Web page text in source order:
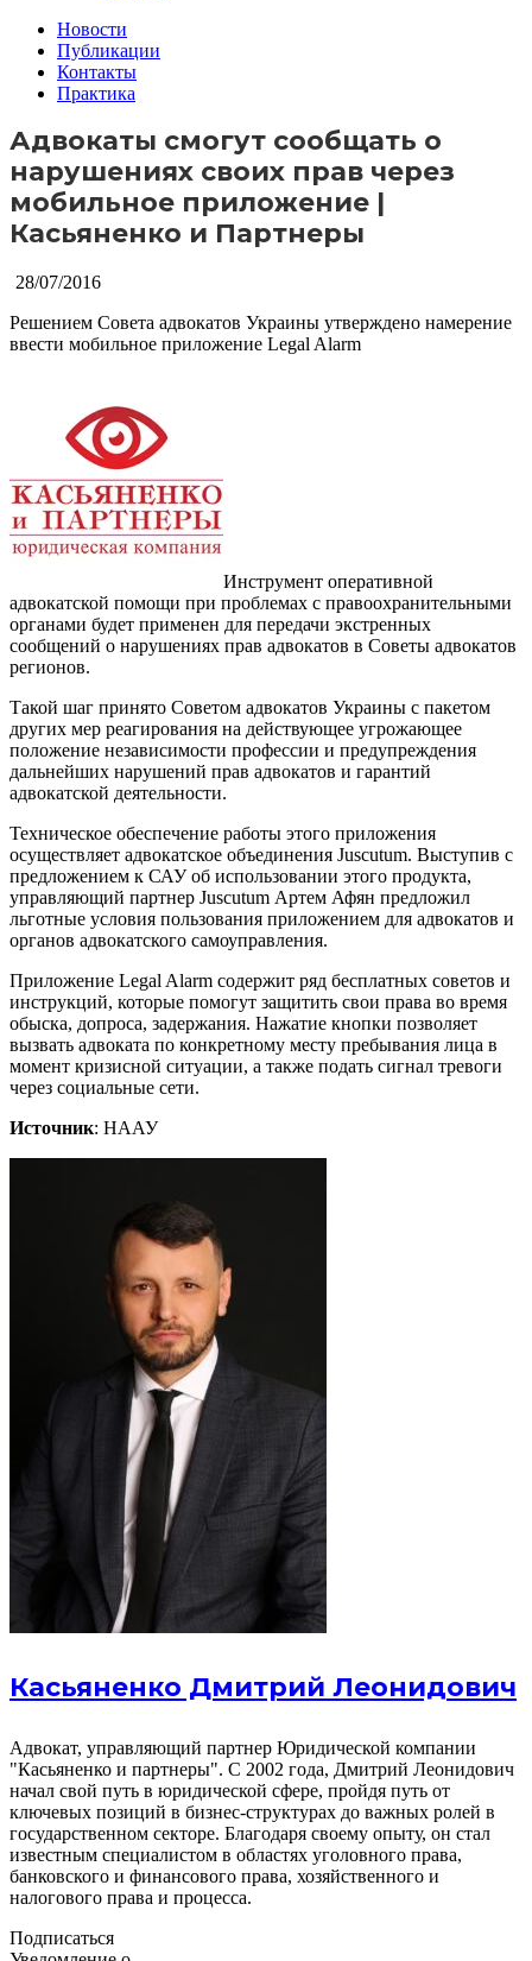
Новости
Публикации
Контакты
Практика
Адвокаты смогут сообщать о
нарушениях своих прав через
мобильное приложение |
Касьяненко и Партнеры
28/07/2016
Решением Совета адвокатов Украины утверждено намерение
ввести мобильное приложение Legal Alarm
Инструмент оперативной
адвокатской помощи при проблемах с правоохранительными
органами будет применен для передачи экстренных
сообщений о нарушениях прав адвокатов в Советы адвокатов
регионов.
Такой шаг принято Советом адвокатов Украины с пакетом
других мер реагирования на действующее угрожающее
положение независимости профессии и предупреждения
дальнейших нарушений прав адвокатов и гарантий
адвокатской деятельности.
Техническое обеспечение работы этого приложения
осуществляет адвокатское объединения Juscutum. Выступив с
предложением к САУ об использовании этого продукта,
управляющий партнер Juscutum Артем Афян предложил
льготные условия пользования приложением для адвокатов и
органов адвокатского самоуправления.
Приложение Legal Alarm содержит ряд бесплатных советов и
инструкций, которые помогут защитить свои права во время
обыска, допроса, задержания. Нажатие кнопки позволяет
вызвать адвоката по конкретному месту пребывания лица в
момент кризисной ситуации, а также подать сигнал тревоги
через социальные сети.
Источник: НААУ
Касьяненко Дмитрий Леонидович
Адвокат, управляющий партнер Юридической компании
"Касьяненко и партнеры". С 2002 года, Дмитрий Леонидович
начал свой путь в юридической сфере, пройдя путь от
ключевых позиций в бизнес-структурах до важных ролей в
государственном секторе. Благодаря своему опыту, он стал
известным специалистом в областях уголовного права,
банковского и финансового права, хозяйственного и
налогового права и процесса.
Подписаться